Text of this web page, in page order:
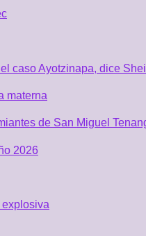
caso Ayotzinapa, dice
materna
de San Miguel
2026